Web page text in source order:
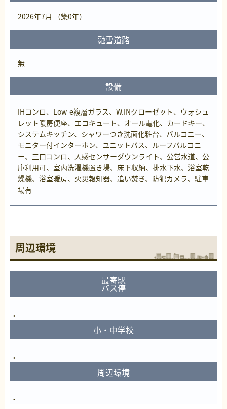
2026年7月 （築0年）
融雪道路
無
設備
IHコンロ、Low-e複層ガラス、W.INクローゼット、ウォシュ
レット暖房便座、エコキュート、オール電化、カードキー、
システムキッチン、シャワーつき洗面化粧台、バルコニー、
モニター付インターホン、ユニットバス、ルーフバルコニ
ー、三口コンロ、人感センサーダウンライト、公営水道、公
庫利用可、室内洗濯機置き場、床下収納、排水下水、浴室乾
燥機、浴室暖房、火災報知器、追い焚き、防犯カメラ、駐車
場有
周辺環境
最寄駅
バス停
小・中学校
周辺環境